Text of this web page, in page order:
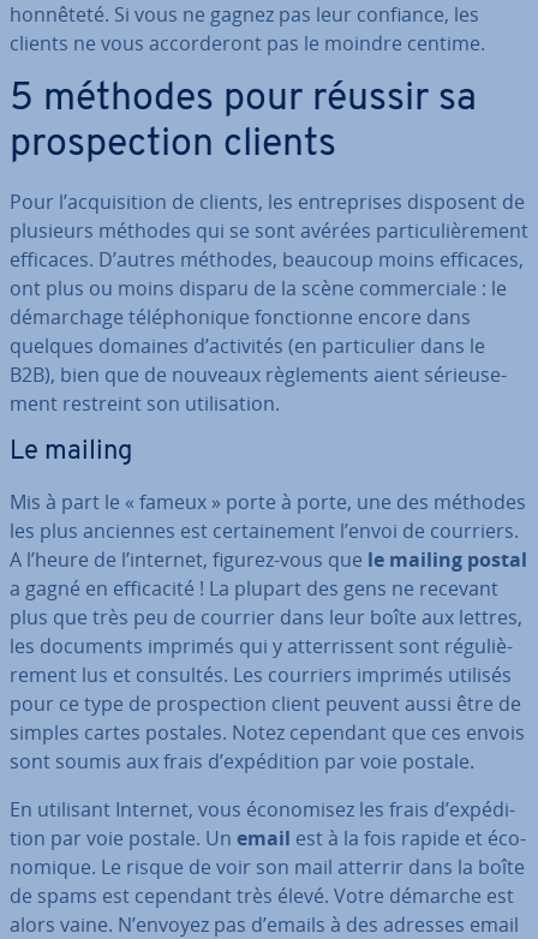
honnêteté. Si vous ne gagnez pas leur confiance, les
clients ne vous ac­cor­de­ront pas le moindre centime.
5 méthodes pour réussir sa
pros­pec­tion clients
Pour l’ac­qui­si­tion de clients, les en­tre­prises disposent de
plusieurs méthodes qui se sont avérées par­ti­cu­liè­re­ment
efficaces. D’autres méthodes, beaucoup moins efficaces,
ont plus ou moins disparu de la scène com­mer­ciale : le
dé­mar­chage té­lé­pho­nique fonc­tionne encore dans
quelques domaines d’activités (en par­ti­cu­lier dans le
B2B), bien que de nouveaux rè­gle­ments aient sé­rieu­se­
ment restreint son uti­li­sa­tion.
Le mailing
Mis à part le « fameux » porte à porte, une des méthodes
les plus anciennes est cer­tai­ne­ment l’envoi de courriers.
A l’heure de l’internet, figurez-vous que le mailing postal
a gagné en ef­fi­ca­cité ! La plupart des gens ne recevant
plus que très peu de courrier dans leur boîte aux lettres,
les documents imprimés qui y at­ter­ris­sent sont ré­gu­liè­
re­ment lus et consultés. Les courriers imprimés utilisés
pour ce type de pros­pec­tion client peuvent aussi être de
simples cartes postales. Notez cependant que ces envois
sont soumis aux frais d’ex­pé­di­tion par voie postale.
En utilisant Internet, vous éco­no­mi­sez les frais d’ex­pé­di­
tion par voie postale. Un email est à la fois rapide et éco­
no­mique. Le risque de voir son mail atterrir dans la boîte
de spams est cependant très élevé. Votre démarche est
alors vaine. N’envoyez pas d’emails à des adresses email